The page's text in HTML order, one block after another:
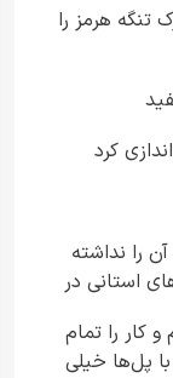
تنگه هرمز را
را نداشته
استانی در
و کار را تمام
پل‌ها خیلی